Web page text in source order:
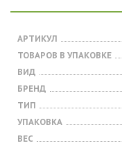
АРТИКУЛ
ТОВАРОВ В УПАКОВКЕ
ВИД
БРЕНД
ТИП
УПАКОВКА
ВЕС